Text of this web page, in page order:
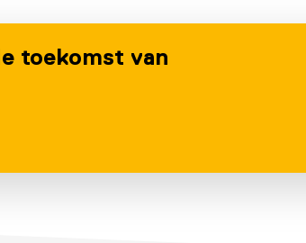
toekomst van